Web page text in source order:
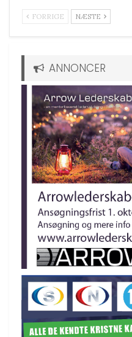
FORRIGE NÆSTE
ANNONCER